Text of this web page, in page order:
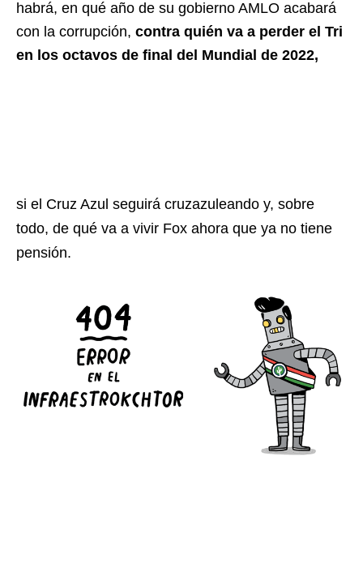
habrá, en qué año de su gobierno AMLO acabará
con la corrupción, contra quién va a perder el Tri
en los octavos de final del Mundial de 2022,
si el Cruz Azul seguirá cruzazuleando y, sobre
todo, de qué va a vivir Fox ahora que ya no tiene
pensión.